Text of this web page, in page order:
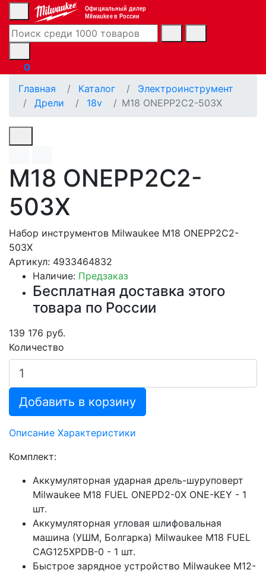
Официальный дилер
Milwaukee в России
0
Главная
Каталог
Электроинструмент
Дрели
18v M18 ONEPP2C2-503X
M18 ONEPP2C2-
503X
Набор инструментов Milwaukee M18 ONEPP2C2-
503X
Артикул: 4933464832
Наличие: Предзаказ
Бесплатная доставка этого
товара по России
139 176 руб.
Количество
Добавить в корзину
Описание Характеристики
Комплект:
Аккумуляторная ударная дрель-шуруповерт
Milwaukee M18 FUEL ONEPD2-0X ONE-KEY - 1
шт.
Аккумуляторная угловая шлифовальная
машина (УШМ, Болгарка) Milwaukee M18 FUEL
CAG125XPDB-0 - 1 шт.
Быстрое зарядное устройство Milwaukee M12-